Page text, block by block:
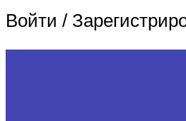
Войти /